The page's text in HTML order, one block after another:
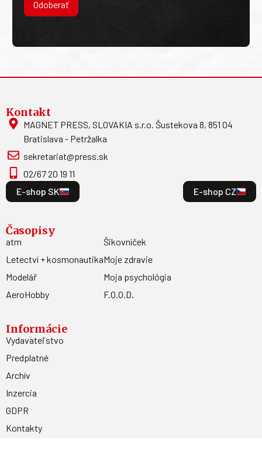
Odoberať
Kontakt
MAGNET PRESS, SLOVAKIA s.r.o. Šustekova 8, 851 04
Bratislava - Petržalka
sekretariat@press.sk
02/67 20 19 11
E-shop SK
E-shop CZ
Časopisy
atm
Letectví + kosmonautika
Modelář
AeroHobby
Šikovníček
Moje zdravie
Moja psychológia
F.O.O.D.
Informácie
Vydavateľstvo
Predplatné
Archív
Inzercia
GDPR
Kontakty